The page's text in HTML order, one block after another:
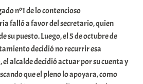
nº1 de lo contencioso
falló a favor del secretario, quien
su puesto. Luego, el 5 de octubre de
decidió no recurrir esa
alcalde decidió actuar por su cuenta y
que el pleno lo apoyara, como